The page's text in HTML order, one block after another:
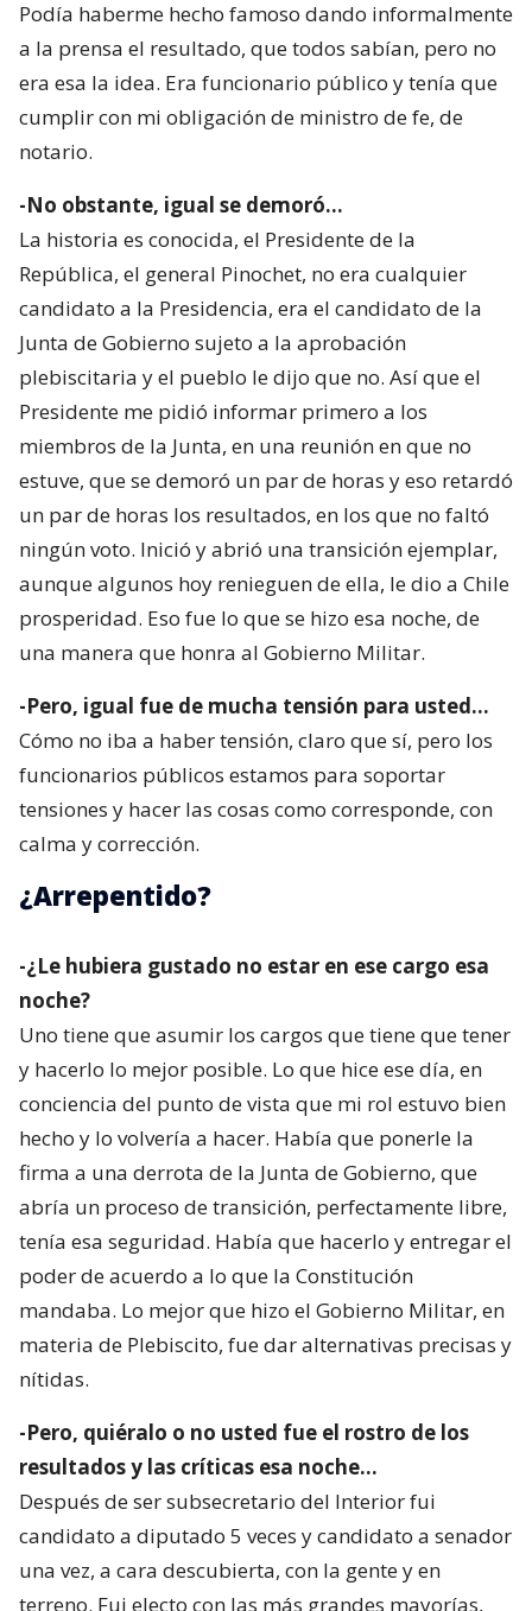
Podía haberme hecho famoso dando informalmente
a la prensa el resultado, que todos sabían, pero no
era esa la idea. Era funcionario público y tenía que
cumplir con mi obligación de ministro de fe, de
notario.
-No obstante, igual se demoró…
La historia es conocida, el Presidente de la
República, el general Pinochet, no era cualquier
candidato a la Presidencia, era el candidato de la
Junta de Gobierno sujeto a la aprobación
plebiscitaria y el pueblo le dijo que no. Así que el
Presidente me pidió informar primero a los
miembros de la Junta, en una reunión en que no
estuve, que se demoró un par de horas y eso retardó
un par de horas los resultados, en los que no faltó
ningún voto. Inició y abrió una transición ejemplar,
aunque algunos hoy renieguen de ella, le dio a Chile
prosperidad. Eso fue lo que se hizo esa noche, de
una manera que honra al Gobierno Militar.
-Pero, igual fue de mucha tensión para usted…
Cómo no iba a haber tensión, claro que sí, pero los
funcionarios públicos estamos para soportar
tensiones y hacer las cosas como corresponde, con
calma y corrección.
¿Arrepentido?
-¿Le hubiera gustado no estar en ese cargo esa
noche?
Uno tiene que asumir los cargos que tiene que tener
y hacerlo lo mejor posible. Lo que hice ese día, en
conciencia del punto de vista que mi rol estuvo bien
hecho y lo volvería a hacer. Había que ponerle la
firma a una derrota de la Junta de Gobierno, que
abría un proceso de transición, perfectamente libre,
tenía esa seguridad. Había que hacerlo y entregar el
poder de acuerdo a lo que la Constitución
mandaba. Lo mejor que hizo el Gobierno Militar, en
materia de Plebiscito, fue dar alternativas precisas y
nítidas.
-Pero, quiéralo o no usted fue el rostro de los
resultados y las críticas esa noche…
Después de ser subsecretario del Interior fui
candidato a diputado 5 veces y candidato a senador
una vez, a cara descubierta, con la gente y en
terreno. Fui electo con las más grandes mayorías,